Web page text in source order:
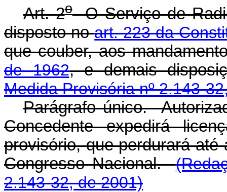
Art. 2oO Serviço de
disposto noart. 223 da
que couber, aos
de 1962, e demais
Medida Provisória nº 2.143-
Parágrafo único.
Concedente expedirá
provisório, que perdurará
Congresso Nacional.
2.143-32, de 2001)